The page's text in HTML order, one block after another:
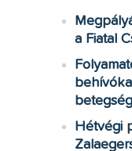
a Fiatal
Hétvégi